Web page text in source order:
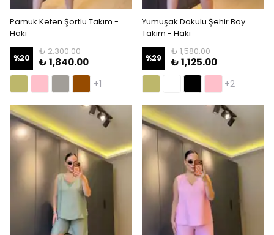
Pamuk Keten Şortlu Takım -
Haki
%20
₺ 2,300.00
₺ 1,840.00
+1
Yumuşak Dokulu Şehir Boy
Takım - Haki
%29
₺ 1,580.00
₺ 1,125.00
+2